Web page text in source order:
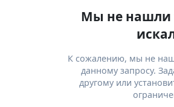
Мы не нашли
К сожалению, мы не
данному запросу.
другому или